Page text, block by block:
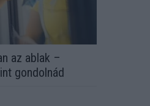
az ablak –
gondolnád